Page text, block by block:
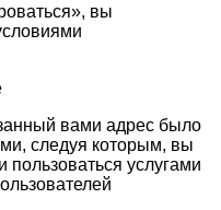
вы
вами адрес было
следуя которым, вы
пользоваться услугами